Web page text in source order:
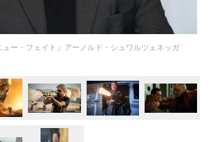
ュー・フェイト』アーノルド・シュワルツェネッガ